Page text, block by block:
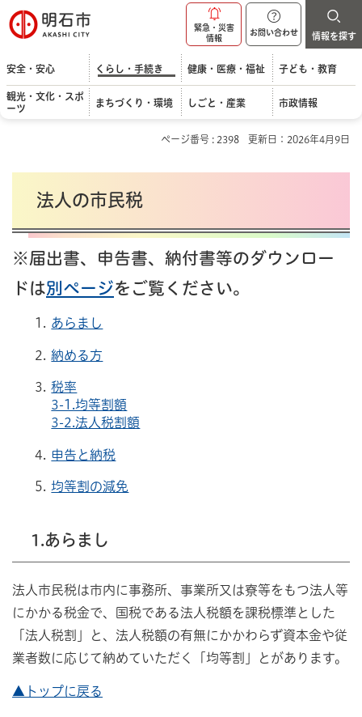
明石市
緊急・災害
情報
お問い合わせ 情報を探す
安全・安心 くらし・手続き 健康・医療・福祉 子ども・教育
観光・文化・スポ
ーツ
まちづくり・環境 しごと・産業 市政情報
ページ番号 : 2398 更新日：2026年4月9日
法人の市民税
※届出書、申告書、納付書等のダウンロー
ドは別ページをご覧ください。
あらまし
納める方
税率
3-1.均等割額
3-2.法人税割額
申告と納税
均等割の減免
1.あらまし
法人市民税は市内に事務所、事業所又は寮等をもつ法人等
にかかる税金で、国税である法人税額を課税標準とした
「法人税割」と、法人税額の有無にかかわらず資本金や従
業者数に応じて納めていただく「均等割」とがあります。
▲トップに戻る